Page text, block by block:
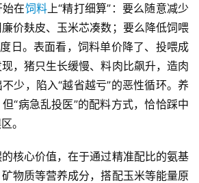
在饲料上“精打细算”：要么随意减少
价麸皮、玉米芯凑数；要么降低饲喂
日。表面看，饲料单价降了、投喂成
，猪只生长缓慢、料肉比飙升，造肉
少，陷入“越省越亏”的恶性循环。养
“病急乱投医”的配料方式，恰恰踩中
。
核心价值，在于通过精准配比的氨基
物质等营养成分，搭配玉米等能量原